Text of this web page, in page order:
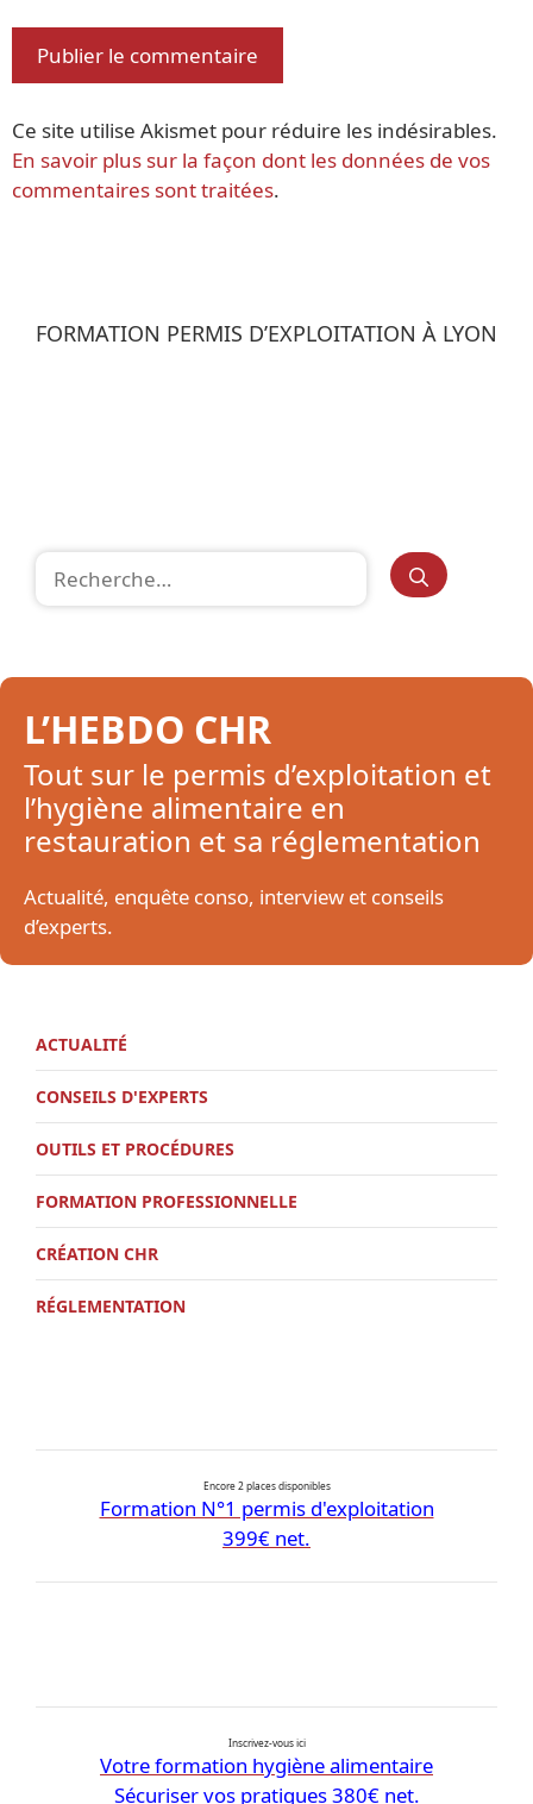
Ce site utilise Akismet pour réduire les indésirables.
En savoir plus sur la façon dont les données de vos
commentaires sont traitées.
FORMATION PERMIS D’EXPLOITATION À LYON
L’HEBDO CHR
Tout sur le permis d’exploitation et
l’hygiène alimentaire en
restauration et sa réglementation
Actualité, enquête conso, interview et conseils
d’experts.
ACTUALITÉ
CONSEILS D'EXPERTS
OUTILS ET PROCÉDURES
FORMATION PROFESSIONNELLE
CRÉATION CHR
RÉGLEMENTATION
Encore 2 places disponibles
Formation N°1 permis d'exploitation
399€ net.
Inscrivez-vous ici
Votre formation hygiène alimentaire
Sécuriser vos pratiques 380€ net.